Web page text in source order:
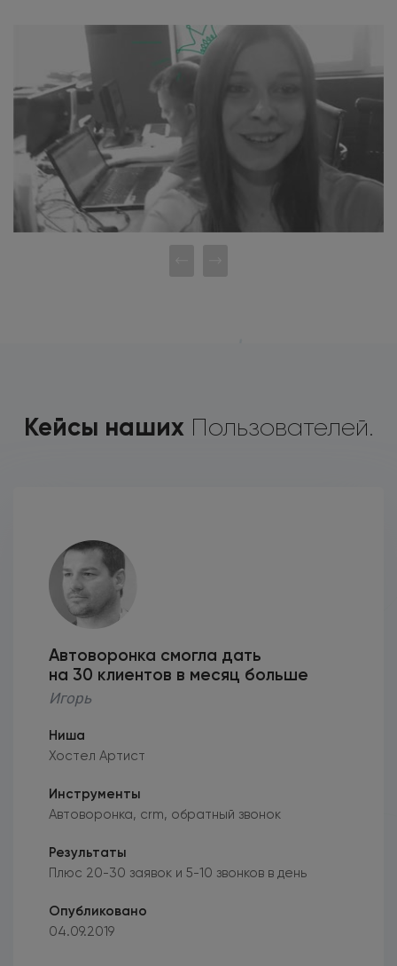
Кейсы наших Пользователей.
Автоворонка смогла дать
на 30 клиентов в месяц больше
Игорь
Ниша
Хостел Артист
Инструменты
Автоворонка, crm, обратный звонок
Результаты
Плюс 20-30 заявок и 5-10 звонков в день
Опубликовано
04.09.2019